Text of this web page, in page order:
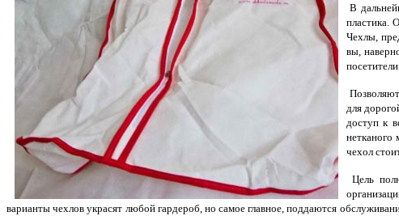
В
пластика.
Чехлы,
вы,
для
доступ к
нетканого
чехол
Цель
варианты чехлов украсят любой гардероб, но самое главное, поддаются